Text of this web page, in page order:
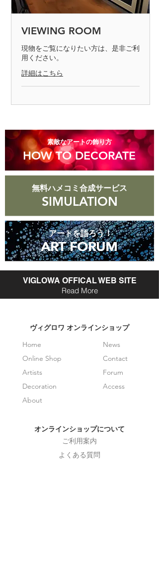
ます。不良品の判断は、製品を検査し
て不良品と認められた場合のみとなり
ます。商品の返却は7日以内でお願い
致します。
◎お客様の責任で、キズや汚れが生じ
た商品、商品到着後8日以上経過した
商品についての返品はお受けできませ
んのでご了承ください。
VIEWING ROOM
現物をご覧になりたい方は、是非ご利
用ください。
詳細はこちら
​素敵なアートの飾り方
HOW TO DECORATE
無料ハメコミ合成サービス
SIMULATION
アートを語ろう！
ART FORUM
ART FORUM
VIGLOWA OFFICAL WEB SITE
Read More
​ヴィグロワ オンラインショップ
Home
Online Shop
Artists
Decoration
About
News
Contact
Forum
Access
オンラインショップについて
ご利用案内
よくある質問